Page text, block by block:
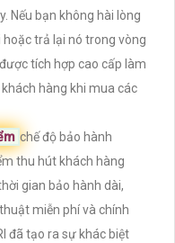
Nếu bạn không hài lòng
trả lại nó trong vòng
tích hợp cao cấp làm
hàng khi mua các
chế độ bảo hành
thu hút khách hàng
gian bảo hành dài,
miễn phí và chính
đã tạo ra sự khác biệt